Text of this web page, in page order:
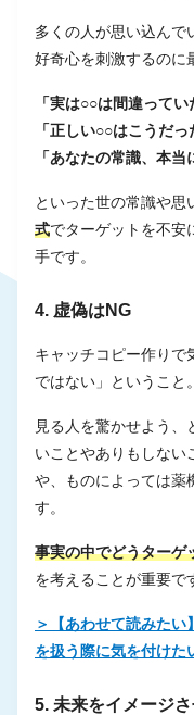
多くの人が思い込んで
好奇心を刺激するのに
「実は○○は間違ってい
「正しい○○はこうだっ
「あなたの常識、本当
といった世の常識や思
式でターゲットを不安
手です。
4. 虚偽はNG
キャッチコピー作りで
ではない」ということ。
見る人を驚かせよう
いことやありもしない
や、ものによっては薬
す。
事実の中でどうターゲ
を考えることが重要で
＞【あわせて読みた
を扱う際に気を付けた
5. 未来をイメージ